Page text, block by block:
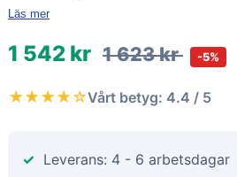
Läs mer
1 542 kr 1 623 kr -5%
★★★★☆Vårt betyg: 4.4 / 5
Leverans: 4 - 6 arbetsdagar